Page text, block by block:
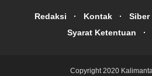
Redaksi Kontak Siber
Syarat Ketentuan
Copyright 2020